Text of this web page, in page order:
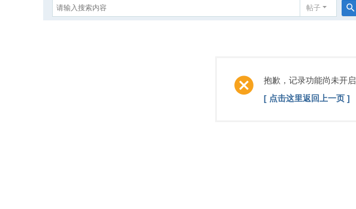
帖子
抱歉，记录功能尚未开启
[ 点击这里返回上一页 ]